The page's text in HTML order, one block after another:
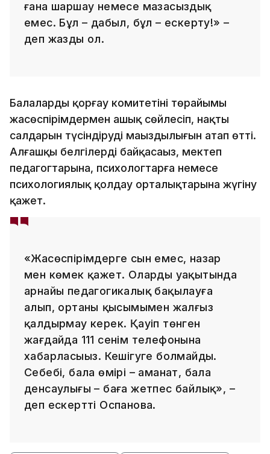
ғана шаршау немесе мазасыздық
емес. Бұл – дабыл, бұл – ескерту!» –
деп жазды ол.
Балаларды қорғау комитетінің төрайымы
жасөспірімдермен ашық сөйлесіп, нақты
салдарын түсіндірудің маңыздылығын атап өтті.
Алғашқы белгілерді байқасаңыз, мектеп
педагогтарына, психологтарға немесе
психологиялық қолдау орталықтарына жүгіну
қажет.
«Жасөспірімдерге сын емес, назар
мен көмек қажет. Оларды уақытында
арнайы педагогикалық бақылауға
алып, ортаның қысымымен жалғыз
қалдырмау керек. Қауіп төнген
жағдайда 111 сенім телефонына
хабарласыңыз. Кешігуге болмайды.
Себебі, бала өмірі – аманат, бала
денсаулығы – баға жетпес байлық», –
деп ескертті Оспанова.